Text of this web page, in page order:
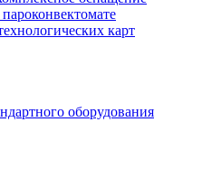
карт
оборудования